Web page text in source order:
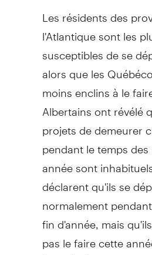
Les résidents des
l'Atlantique sont les
susceptibles de se
alors que les
moins enclins à le
Albertains ont révélé
projets de demeurer
pendant le temps
année sont
déclarent qu'ils se
normalement
fin d'année, mais
pas le faire cette